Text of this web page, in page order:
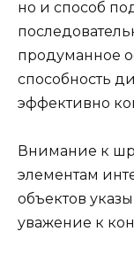
но и способ
продуманное
способность
эффективно
Внимание к
элементам
объектов
уважение к